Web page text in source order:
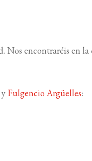
encontraréis en la
y Fulgencio Argüelles: